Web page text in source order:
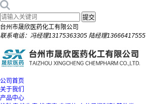
台州市晟欣医药化工有限公司
联系电话：冯经理13175363305 陆经理13666417555
公司首页
关于我们
产品中心